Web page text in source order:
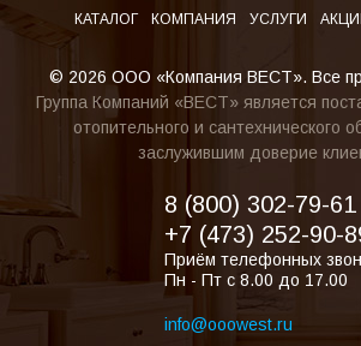
КАТАЛОГ КОМПАНИЯ УСЛУГИ
© 2026 ООО «Компания ВЕСТ». Все
Группа Компаний «ВЕСТ» является
отопительного и сантехнического
заслужившим доверие
8 (800) 302-79-61
+7 (473) 252-90-
Приём телефонных
Пн - Пт с 8.00 до 17.00
info@ooowest.ru